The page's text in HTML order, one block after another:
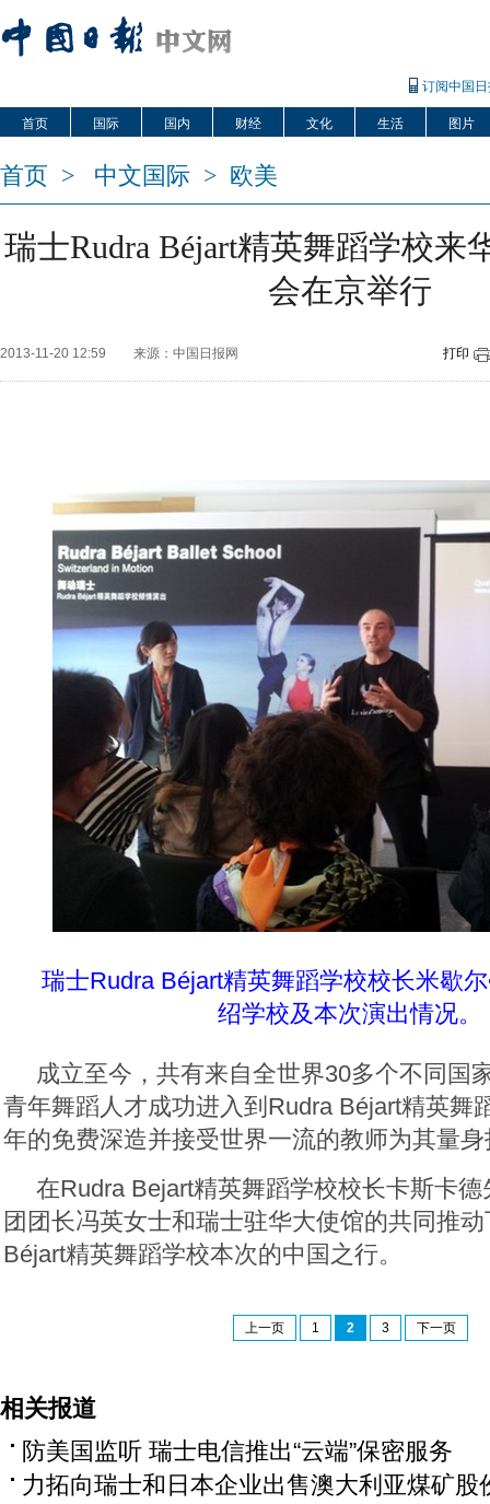
订阅中国
首页 国际 国内 财经 文化 生活 图片
首页 > 中文国际 > 欧美
瑞士Rudra Béjart精英舞蹈学校来
会在京举行
2013-11-20 12:59 来源：中国日报网 打印
瑞士Rudra Béjart精英舞蹈学校校长米歇
绍学校及本次演出情况。
成立至今，共有来自全世界30多个不同国
青年舞蹈人才成功进入到Rudra Béjart精英舞
年的免费深造并接受世界一流的教师为其量
在Rudra Bejart精英舞蹈学校校长卡斯卡
团团长冯英女士和瑞士驻华大使馆的共同推
Béjart精英舞蹈学校本次的中国之行。
上一页 1 2 3 下一页
相关报道
防美国监听 瑞士电信推出“云端”保密服务
力拓向瑞士和日本企业出售澳大利亚煤矿股